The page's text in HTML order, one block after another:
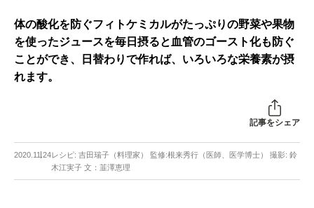
体の酸化を防ぐフィトケミカルがたっぷりの野菜や果物
を使ったジュースを毎日摂ると血管のゴースト化も防ぐ
ことができ、日替わりで作れば、いろいろな栄養素が摂
れます。
記事をシェア
2020.11.24レシピ: 吉田瑞子（料理家） 監修:根来秀行（医師、医学博士） 撮影: 鈴
木江実子 文：韮澤恵理